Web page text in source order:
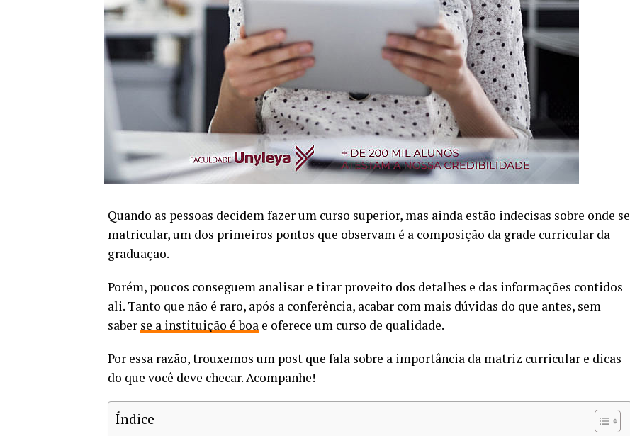
Quando as pessoas decidem fazer um curso superior, mas ainda estão indecisas sobre onde se
matricular, um dos primeiros pontos que observam é a composição da grade curricular da
graduação.
Porém, poucos conseguem analisar e tirar proveito dos detalhes e das informações contidos
ali. Tanto que não é raro, após a conferência, acabar com mais dúvidas do que antes, sem
saber se a instituição é boa e oferece um curso de qualidade.
Por essa razão, trouxemos um post que fala sobre a importância da matriz curricular e dicas
do que você deve checar. Acompanhe!
Índice